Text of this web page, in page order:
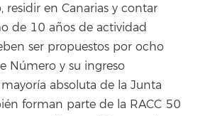
residir en Canarias y contar
de 10 años de actividad
ser propuestos por ocho
Número y su ingreso
absoluta de la Junta
forman parte de la RACC 50